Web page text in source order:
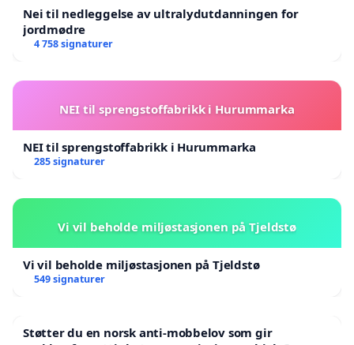
lokaler på en vakker måte. Senteret ønsker nye
besøkende i alle aldre velkommen!
kunstforening
STOR VEKST.
VI BER OM STØTTE TIL ET VINN-VINN-PROSJEKT,
og at det ikke blir et forsvinn-prosjekt. SENTERET
en "jo-jo-bevilgning" som kan kuttes fra 1,7 mill.
til 500.000,- tilsvarende 70% reduksjon.
Nei til nedleggelse av ultralydutdanningen for
jordmødre
4 758 signaturer
NEI til sprengstoffabrikk i Hurummarka
NEI til sprengstoffabrikk i Hurummarka
285 signaturer
Vi vil beholde miljøstasjonen på Tjeldstø
Vi vil beholde miljøstasjonen på Tjeldstø
549 signaturer
Støtter du en norsk anti-mobbelov som gir